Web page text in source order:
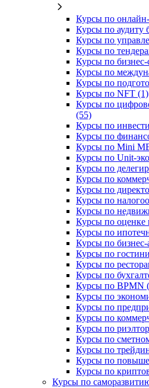
Курсы по
Курсы по аудиту
Курсы по
Курсы по
Курсы по бизнес-
Курсы по
Курсы по
Курсы по NFT (1)
Курсы по
(55)
Курсы по
Курсы по
Курсы по Mini
Курсы по Unit-
Курсы по
Курсы по
Курсы по
Курсы по
Курсы по
Курсы по оценке
Курсы по
Курсы по бизнес-
Курсы по
Курсы по
Курсы по
Курсы по BPMN
Курсы по
Курсы по
Курсы по
Курсы по
Курсы по
Курсы по
Курсы по
Курсы по
Курсы по